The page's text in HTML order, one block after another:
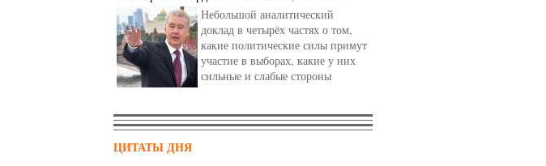
Небольшой аналитический
доклад в четырёх частях о том,
какие политические силы примут
участие в выборах, какие у них
сильные и слабые стороны
ЦИТАТЫ ДНЯ